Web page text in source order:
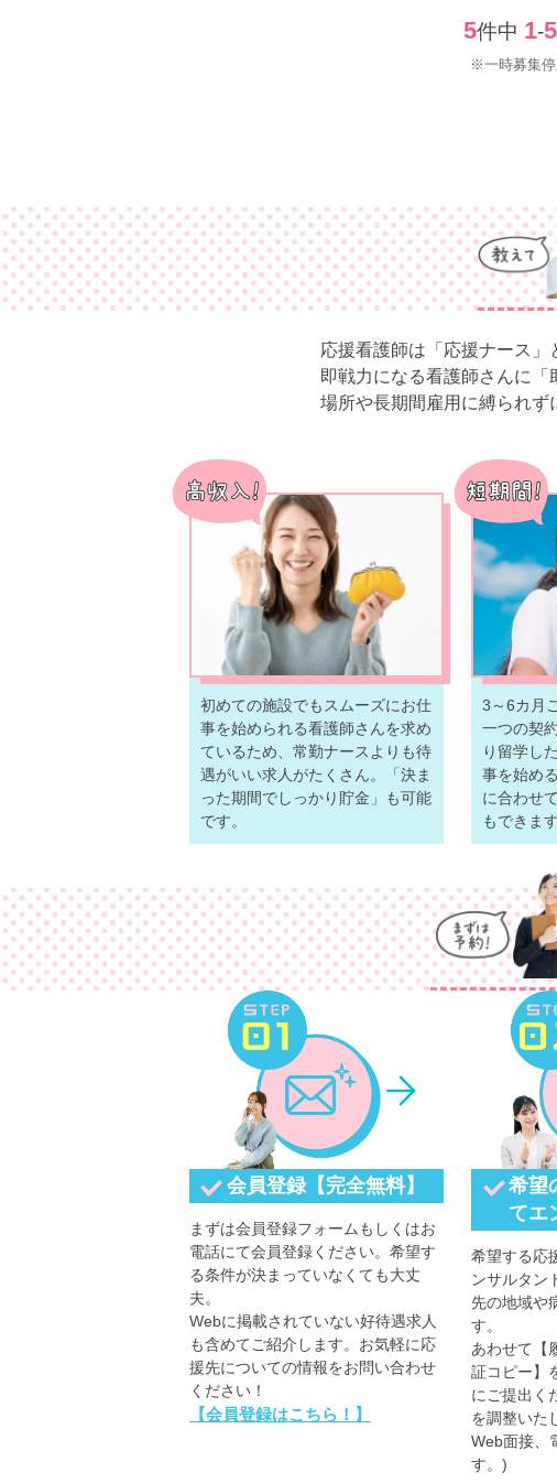
5件中 1-5
※一時募集
応援看護師は「応援ナース」
即戦力になる看護師さんに「
場所や長期間雇用に縛られず
初めての施設でもスムーズにお仕
事を始められる看護師さんを求め
ているため、常勤ナースよりも待
遇がいい求人がたくさん。「決ま
った期間でしっかり貯金」も可能
です。
3～6カ月
一つの契
り留学し
事を始め
に合わせ
もできます
会員登録【完全無料】
まずは会員登録フォームもしくはお
電話にて会員登録ください。希望す
る条件が決まっていなくても大丈
夫。
Webに掲載されていない好待遇求人
も含めてご紹介します。お気軽に応
援先についての情報をお問い合わせ
ください！
【会員登録はこちら！】
希望
てエ
希望する応
ンサルタン
先の地域や
す。
あわせて【
証コピー】
にご提出く
を調整いた
Web面接、
す。)